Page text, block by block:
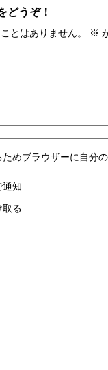
どうぞ！
とはありません。 ※
めブラウザーに自分
通知
取る